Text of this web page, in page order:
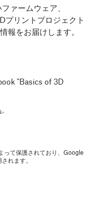
ァームウェア、
プリントプロジェクト
報をお届けします。
"Basics of 3D
。
て保護されており、Google
れます。